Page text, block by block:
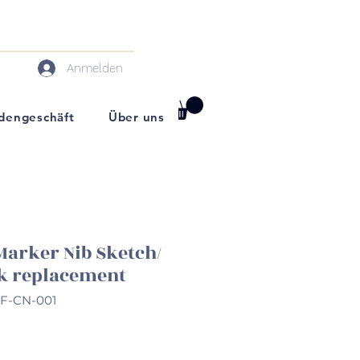
Anmelden
Über uns
Nib Sketch/
replacement
CN-001